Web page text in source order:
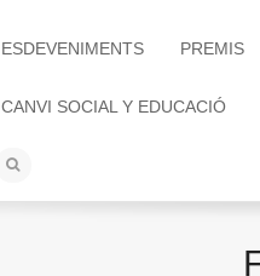
ESDEVENIMENTS PREMIS
CANVI SOCIAL Y EDUCACIÓ